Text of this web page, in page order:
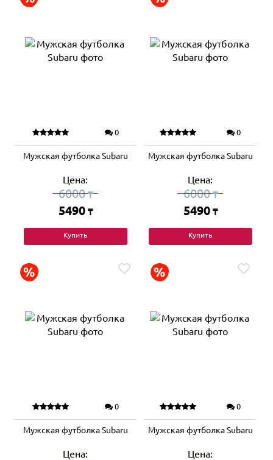
0
Мужская футболка Subaru
Цена:
6000₸
5490 ₸
Купить
0
Мужская футболка Subaru
Цена:
6000₸
5490 ₸
Купить
0
Мужская футболка Subaru
Цена:
0
Мужская футболка Subaru
Цена: